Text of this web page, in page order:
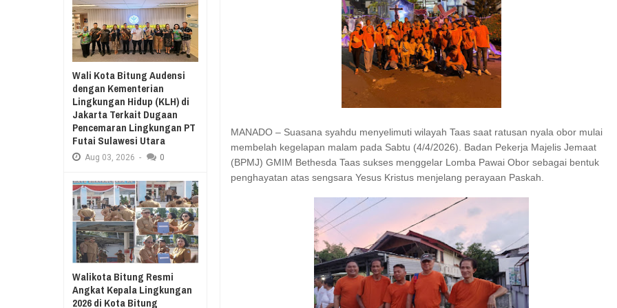
Aug
RESES II 2026, EUGENIE MANTIRI SERAP ASPIRASI WARGA MANEMBO-NEMBO
Aug
MANADO – Suasana syahdu menyelimuti wilayah Taas saat ratusan nyala obor mulai
membelah kegelapan malam pada Sabtu (4/4/2026). Badan Pekerja Majelis Jemaat
(BPMJ) GMIM Bethesda Taas sukses menggelar Lomba Pawai Obor sebagai bentuk
penghayatan atas sengsara Yesus Kristus menjelang perayaan Paskah.
Wali Kota Bitung Audensi
dengan Kementerian
Lingkungan Hidup (KLH) di
Jakarta Terkait Dugaan
Pencemaran Lingkungan PT
Futai Sulawesi Utara
Aug 03, 2026 - 0
Walikota Bitung Resmi
Angkat Kepala Lingkungan
2026 di Kota Bitung
SAMBUT HUT KE-78 TAHUN RI, SD GMIM 5
MANADO GELAR JALAN SEHAT PROGRAM
SDN 10 TUBABA GELAR KEGIATAN
PILAR PANCASILA